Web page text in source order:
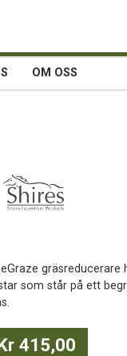
OM OSS
som står på ett
415,00